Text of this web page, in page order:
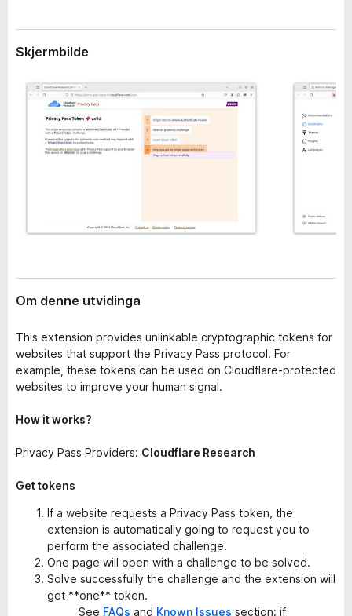
r
e
f
o
n
Skjermbilde
Om denne utvidinga
This extension provides unlinkable cryptographic tokens for
websites that support the Privacy Pass protocol. For
example, these tokens can be used on Cloudflare-protected
websites to improve your human signal.
How it works?
Privacy Pass Providers: Cloudflare Research
Get tokens
If a website requests a Privacy Pass token, the
extension is automatically going to request you to
perform the associated challenge.
One page will open with a challenge to be solved.
Solve successfully the challenge and the extension will
get **one** token.
See FAQs and Known Issues section: if